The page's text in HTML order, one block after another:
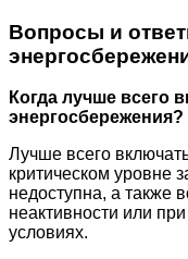
Вопросы и
Когда лучше всего
энергосбережения?
Лучше всего
критическом уровне
недоступна, а также
неактивности или
условиях.